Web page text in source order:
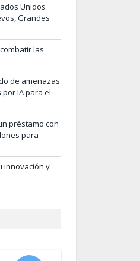
Unidos
Grandes
las
de amenazas
IA para el
préstamo con
para
innovación y